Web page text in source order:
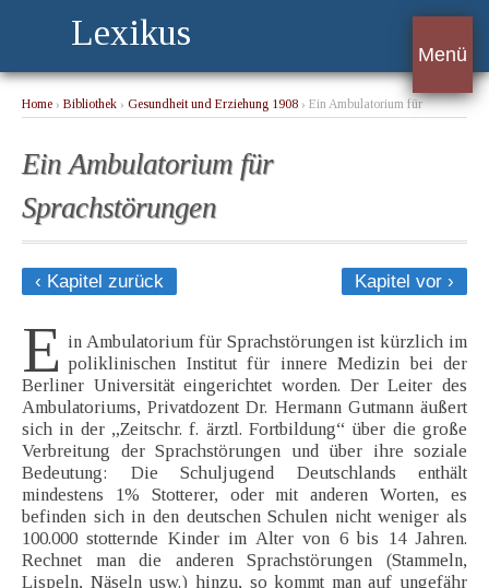
Lexikus
Menü
Home › Bibliothek › Gesundheit und Erziehung 1908 › Ein Ambulatorium für
Ein Ambulatorium für
Sprachstörungen
‹ Kapitel zurück Kapitel vor ›
E in Ambulatorium für Sprachstörungen ist kürzlich im
poliklinischen Institut für innere Medizin bei der
Berliner Universität eingerichtet worden. Der Leiter des
Ambulatoriums, Privatdozent Dr. Hermann Gutmann äußert
sich in der „Zeitschr. f. ärztl. Fortbildung“ über die große
Verbreitung der Sprachstörungen und über ihre soziale
Bedeutung: Die Schuljugend Deutschlands enthält
mindestens 1% Stotterer, oder mit anderen Worten, es
befinden sich in den deutschen Schulen nicht weniger als
100.000 stotternde Kinder im Alter von 6 bis 14 Jahren.
Rechnet man die anderen Sprachstörungen (Stammeln,
Lispeln, Näseln usw.) hinzu, so kommt man auf ungefähr